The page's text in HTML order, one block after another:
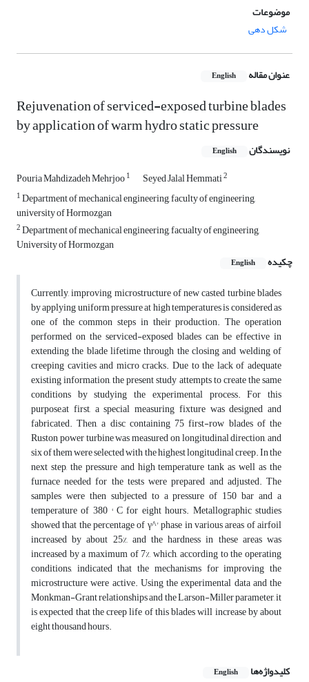
موضوعات
شکل دهی
عنوان مقاله English
Rejuvenation of serviced-exposed turbine blades
by application of warm hydro static pressure
نویسندگان English
Pouria Mahdizadeh Mehrjoo1 Seyed Jalal Hemmati2
1Department of mechanical engineering, faculty of engineering,
university of Hormozgan
2Department of mechanical engineering, facualty of engineering,
University of Hormozgan
چکیده
English
Currently, improving microstructure of new casted turbine blades
by applying uniform pressure at high temperatures is considered as
one of the common steps in their production. The operation
performed on the serviced-exposed blades can be effective in
extending the blade lifetime through the closing and welding of
creeping cavities and micro cracks. Due to the lack of adequate
existing information, the present study attempts to create the same
conditions by studying the experimental process. For this
purpose,at first, a special measuring fixture was designed and
fabricated. Then, a disc containing 75 first-row blades of the
Ruston power turbine was measured on longitudinal direction, and
six of them were selected with the highest longitudinal creep. In the
next step, the pressure and high temperature tank as well as the
furnace needed for the tests were prepared and adjusted. The
samples were then subjected to a pressure of 150 bar and a
temperature of 380 ° C for eight hours. Metallographic studies
showed that the percentage of γ^' phase in various areas of airfoil
increased by about 25%, and the hardness in these areas was
increased by a maximum of 7%, which, according to the operating
conditions, indicated that the mechanisms for improving the
microstructure were active. Using the experimental data and the
Monkman-Grant relationships and the Larson-Miller parameter, it
is expected that the creep life of this blades will increase by about
eight thousand hours.
کلیدواژه‌ها English